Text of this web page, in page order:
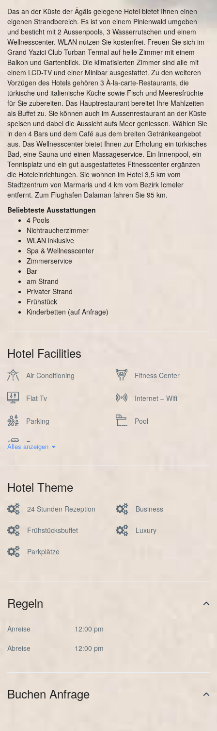
Das an der Küste der Ägäis gelegene Hotel bietet Ihnen einen
eigenen Strandbereich. Es ist von einem Pinienwald umgeben
und besticht mit 2 Aussenpools, 3 Wasserrutschen und einem
Wellnesscenter. WLAN nutzen Sie kostenfrei. Freuen Sie sich im
Grand Yazici Club Turban Termal auf helle Zimmer mit einem
Balkon und Gartenblick. Die klimatisierten Zimmer sind alle mit
einem LCD-TV und einer Minibar ausgestattet. Zu den weiteren
Vorzügen des Hotels gehören 3 À-la-carte-Restaurants, die
türkische und italienische Küche sowie Fisch und Meeresfrüchte
für Sie zubereiten. Das Hauptrestaurant bereitet Ihre Mahlzeiten
als Buffet zu. Sie können auch im Aussenrestaurant an der Küste
speisen und dabei die Aussicht aufs Meer geniessen. Wählen Sie
in den 4 Bars und dem Café aus dem breiten Getränkeangebot
aus. Das Wellnesscenter bietet Ihnen zur Erholung ein türkisches
Bad, eine Sauna und einen Massageservice. Ein Innenpool, ein
Tennisplatz und ein gut ausgestattetes Fitnesscenter ergänzen
die Hoteleinrichtungen. Sie wohnen im Hotel 3,5 km vom
Stadtzentrum von Marmaris und 4 km vom Bezirk Icmeler
entfernt. Zum Flughafen Dalaman fahren Sie 95 km.
Beliebteste Ausstattungen
4 Pools
Nichtraucherzimmer
WLAN inklusive
Spa & Wellnesscenter
Zimmerservice
Bar
am Strand
Privater Strand
Frühstück
Kinderbetten (auf Anfrage)
Hotel Facilities
Air Conditioning Fitness Center
Flat Tv Internet – Wifi
Parking Pool
Restaurant
Alles anzeigen
Hotel Theme
24 Stunden Rezeption Business
Frühstücksbuffet Luxury
Parkplätze
Regeln
Anreise
12:00 pm
Abreise
12:00 pm
Buchen Anfrage